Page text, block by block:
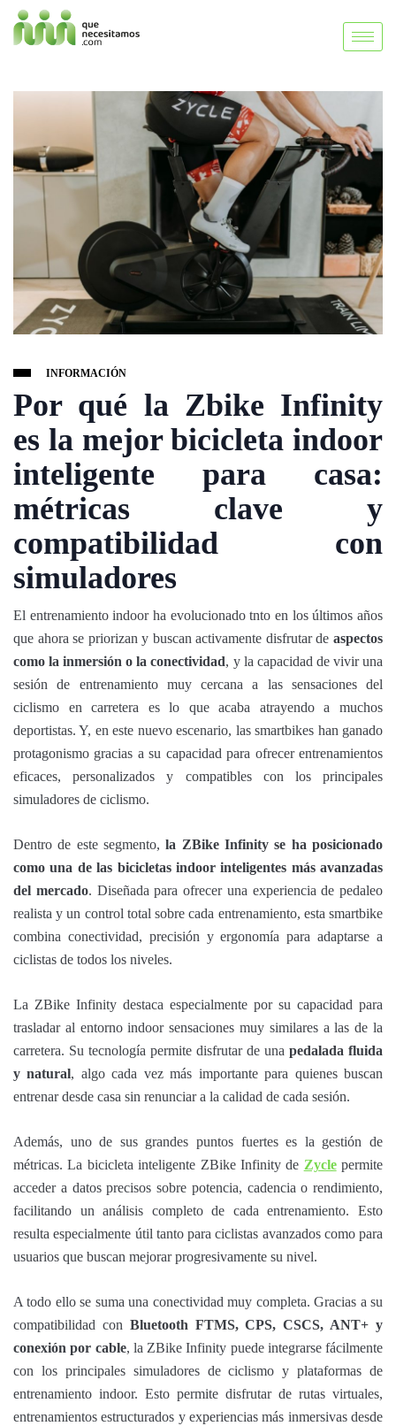
INFORMACIÓN
Por qué la Zbike Infinity
es la mejor bicicleta indoor
inteligente para casa:
métricas clave y
compatibilidad con
simuladores
El entrenamiento indoor ha evolucionado tnto en los últimos años
que ahora se priorizan y buscan activamente disfrutar de aspectos
como la inmersión o la conectividad, y la capacidad de vivir una
sesión de entrenamiento muy cercana a las sensaciones del
ciclismo en carretera es lo que acaba atrayendo a muchos
deportistas. Y, en este nuevo escenario, las smartbikes han ganado
protagonismo gracias a su capacidad para ofrecer entrenamientos
eficaces, personalizados y compatibles con los principales
simuladores de ciclismo.
Dentro de este segmento,la ZBike Infinity se ha posicionado
como una de las bicicletas indoor inteligentes más avanzadas
del mercado. Diseñada para ofrecer una experiencia de pedaleo
realista y un control total sobre cada entrenamiento, esta smartbike
combina conectividad, precisión y ergonomía para adaptarse a
ciclistas de todos los niveles.
La ZBike Infinity destaca especialmente por su capacidad para
trasladar al entorno indoor sensaciones muy similares a las de la
carretera. Su tecnología permite disfrutar de una pedalada fluida
y natural, algo cada vez más importante para quienes buscan
entrenar desde casa sin renunciar a la calidad de cada sesión.
Además, uno de sus grandes puntos fuertes es la gestión de
métricas. La bicicleta inteligente ZBike Infinity de Zyclepermite
acceder a datos precisos sobre potencia, cadencia o rendimiento,
facilitando un análisis completo de cada entrenamiento. Esto
resulta especialmente útil tanto para ciclistas avanzados como para
usuarios que buscan mejorar progresivamente su nivel.
A todo ello se suma una conectividad muy completa. Gracias a su
compatibilidad con Bluetooth FTMS, CPS, CSCS, ANT+ y
conexión por cable, la ZBike Infinity puede integrarse fácilmente
con los principales simuladores de ciclismo y plataformas de
entrenamiento indoor. Esto permite disfrutar de rutas virtuales,
entrenamientos estructurados y experiencias más inmersivas desde